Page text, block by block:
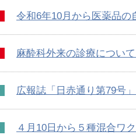
令和6年10月から医薬品
麻酔科外来の診療について
広報誌「日赤通り第79号
４月10日から５種混合ワ